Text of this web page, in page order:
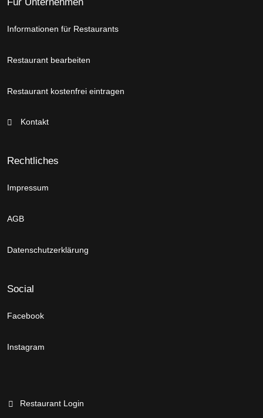
Informationen für Restaurants
Restaurant bearbeiten
Restaurant kostenfrei eintragen
Kontakt
Rechtliches
Impressum
AGB
Datenschutzerklärung
Social
Facebook
Instagram
Restaurant Login